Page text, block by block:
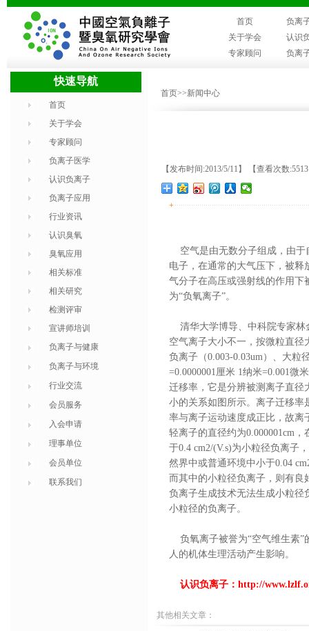
首页
负离
关于学会
认识
专家顾问
负离
快速导航
首页
关于学会
专家顾问
负离子医学
认识负离子
负离子应用
行业资讯
认识臭氧
臭氧应用
相关标准
相关研究
检测评审
宣讲师培训
负离子与健康
负离子与环境
行业交流
会员服务
入会申请
理事单位
会员单位
联系我们
首页>>新闻中心
【发布时间:2013/5/11】 【查看次数
+
空气是由无数分子组成，由于
电子，在通常的大气压下，被
气分子在高压或强射线的作用下
为“负氧离子”。
清华大学博导、中科院专家林
空气离子大小不一，按微粒直径
负离子（0.003-0.03um）、大粒
=0.0000001厘米 1纳米=0.001微
迁移率，它是分辨被测离子直径
小的关系如图所示。离子迁移率
率与离子运动速度成正比，故离
轻离子的直径约为0.000001cm
于0.4 cm2/(V.s)为小粒径负离子
然界中或普通环境中小于0.04
而其中的小粒径负离子 ，则有
负离子生成技术无法生成小粒径
小粒径的负离子。
负氧离子被誉为“空气维生素”
人的机体生理活动产生影响。
认识负离子： http://
其他相关文章：